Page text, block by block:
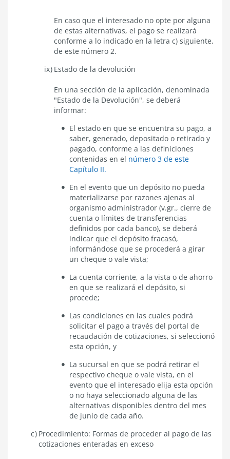
En caso que el interesado no opte por alguna
de estas alternativas, el pago se realizará
conforme a lo indicado en la letra c) siguiente,
de este número 2.
Estado de la devolución
En una sección de la aplicación, denominada
"Estado de la Devolución", se deberá
informar:
El estado en que se encuentra su pago, a
saber, generado, depositado o retirado y
pagado, conforme a las definiciones
contenidas en el número 3 de este
Capítulo II.
En el evento que un depósito no pueda
materializarse por razones ajenas al
organismo administrador (v.gr., cierre de
cuenta o límites de transferencias
definidos por cada banco), se deberá
indicar que el depósito fracasó,
informándose que se procederá a girar
un cheque o vale vista;
La cuenta corriente, a la vista o de ahorro
en que se realizará el depósito, si
procede;
Las condiciones en las cuales podrá
solicitar el pago a través del portal de
recaudación de cotizaciones, si seleccionó
esta opción, y
La sucursal en que se podrá retirar el
respectivo cheque o vale vista, en el
evento que el interesado elija esta opción
o no haya seleccionado alguna de las
alternativas disponibles dentro del mes
de junio de cada año.
Procedimiento: Formas de proceder al pago de las
cotizaciones enteradas en exceso